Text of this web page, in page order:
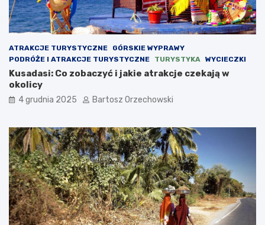
ATRAKCJE TURYSTYCZNE
GÓRSKIE WYPRAWY
PODRÓŻE I ATRAKCJE TURYSTYCZNE
TURYSTYKA WYCIECZKI
Kusadasi: Co zobaczyć i jakie atrakcje czekają w
okolicy
4 grudnia 2025 Bartosz Orzechowski